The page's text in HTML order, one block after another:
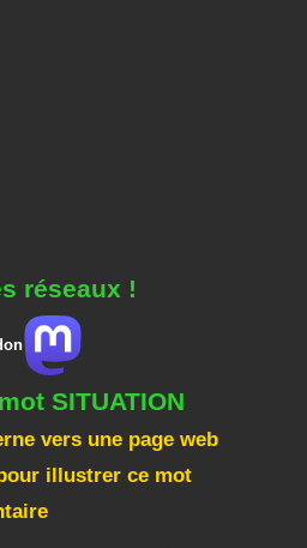
réseaux !
SITUATION
vers une page web
illustrer ce mot